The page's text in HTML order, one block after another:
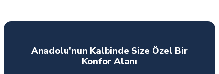
Anadolu'nun Kalbinde Size Özel Bir
Konfor Alanı